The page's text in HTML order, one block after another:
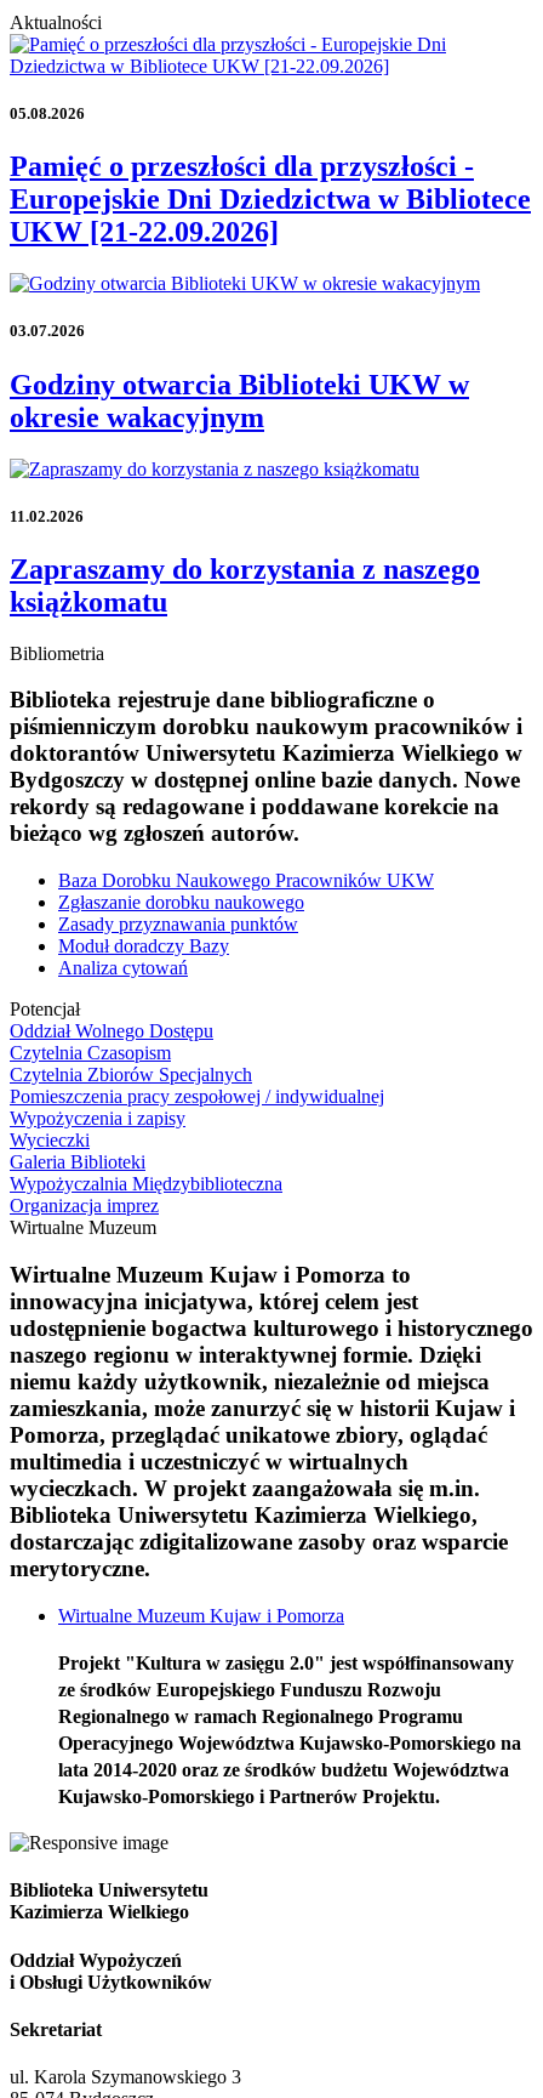
Aktualności
05.08.2026
Pamięć o przeszłości dla przyszłości -
Europejskie Dni Dziedzictwa w Bibliotece
UKW [21-22.09.2026]
03.07.2026
Godziny otwarcia Biblioteki UKW w
okresie wakacyjnym
11.02.2026
Zapraszamy do korzystania z naszego
książkomatu
Bibliometria
Biblioteka rejestruje dane bibliograficzne o
piśmienniczym dorobku naukowym pracowników i
doktorantów Uniwersytetu Kazimierza Wielkiego w
Bydgoszczy w dostępnej online bazie danych. Nowe
rekordy są redagowane i poddawane korekcie na
bieżąco wg zgłoszeń autorów.
Baza Dorobku Naukowego Pracowników UKW
Zgłaszanie dorobku naukowego
Zasady przyznawania punktów
Moduł doradczy Bazy
Analiza cytowań
Potencjał
Oddział Wolnego Dostępu
Czytelnia Czasopism
Czytelnia Zbiorów Specjalnych
Pomieszczenia pracy zespołowej / indywidualnej
Wypożyczenia i zapisy
Wycieczki
Galeria Biblioteki
Wypożyczalnia Międzybiblioteczna
Organizacja imprez
Wirtualne Muzeum
Wirtualne Muzeum Kujaw i Pomorza to
innowacyjna inicjatywa, której celem jest
udostępnienie bogactwa kulturowego i historycznego
naszego regionu w interaktywnej formie. Dzięki
niemu każdy użytkownik, niezależnie od miejsca
zamieszkania, może zanurzyć się w historii Kujaw i
Pomorza, przeglądać unikatowe zbiory, oglądać
multimedia i uczestniczyć w wirtualnych
wycieczkach. W projekt zaangażowała się m.in.
Biblioteka Uniwersytetu Kazimierza Wielkiego,
dostarczając zdigitalizowane zasoby oraz wsparcie
merytoryczne.
Wirtualne Muzeum Kujaw i Pomorza
Projekt "Kultura w zasięgu 2.0" jest współfinansowany
ze środków Europejskiego Funduszu Rozwoju
Regionalnego w ramach Regionalnego Programu
Operacyjnego Województwa Kujawsko-Pomorskiego na
lata 2014-2020 oraz ze środków budżetu Województwa
Kujawsko-Pomorskiego i Partnerów Projektu.
Biblioteka Uniwersytetu
Kazimierza Wielkiego
Oddział Wypożyczeń
i Obsługi Użytkowników
Sekretariat
ul. Karola Szymanowskiego 3